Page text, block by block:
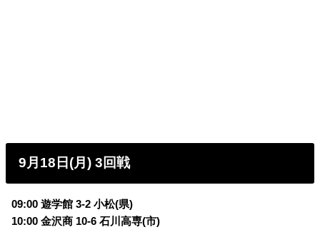
9月18日(月) 3回戦
09:00 遊学館 3-2小松(県)
10:00 金沢商 10-6石川高専(市)